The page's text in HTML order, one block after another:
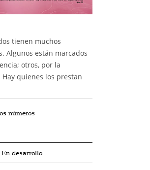
tienen muchos
Algunos están marcados
otros, por la
Hay quienes los prestan
números
desarrollo